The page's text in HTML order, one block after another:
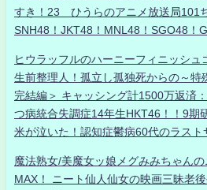
すき！23 ひうらのアニメ放送局101
SNH48！JKT48！MNL48！SGO48！
ヒウラッフルのハーニーフィニッシュ
生前整理人！孤立し孤独死からの～特
完結編＞ キャッシング計1500万返済
つ病統合失調症14年生HKT46！！9期
米が泣いた！認知症鬱病60代のラスト
魔法熟女/美魔女ッ娘メグみみちゃん
MAX！ ニート仙人仙女の映画三昧老